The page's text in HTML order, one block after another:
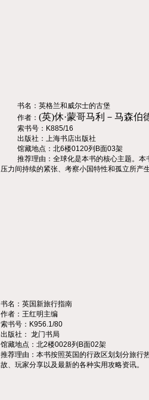
书名：英格兰和威尔士的古堡
作者： (英)休·蒙哥马利－马森伯
索书号： K885/16
出版社：上海书店出版社
馆藏地点：北6楼0120列 B面03架
推荐理由：全球化是本书的核心主题。
压力间持续的紧张、考察小国特性和孤立所产
书名：英国新旅行指南
作者：王红明主编
索书号： K956.1/80
出版社： 龙门书局
馆藏地点：北2楼0028列 B面02架
推荐理由：本书按照英国的行政区划划分旅行
故、玩家分享以及最新的各种实用攻略资讯。